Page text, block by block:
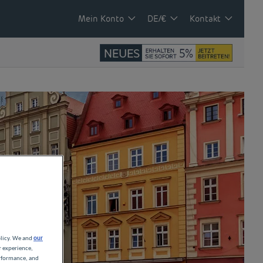
Mein Konto DE/€ Kontakt
We and our
and